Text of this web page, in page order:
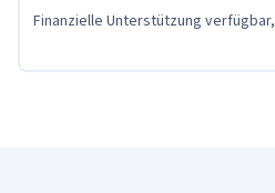
Finanzielle Unterstützung verfügbar,